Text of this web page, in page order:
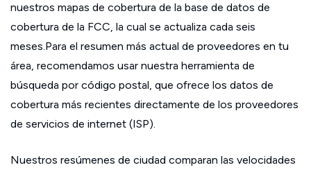
nuestros mapas de cobertura de la base de datos de
cobertura de la FCC, la cual se actualiza cada seis
meses.Para el resumen más actual de proveedores en tu
área, recomendamos usar nuestra herramienta de
búsqueda por código postal, que ofrece los datos de
cobertura más recientes directamente de los proveedores
de servicios de internet (ISP).
Nuestros resúmenes de ciudad comparan las velocidades